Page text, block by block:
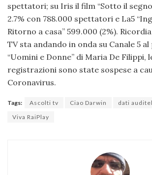
spettatori; su Iris il film “Sotto il
2.7% con 788.000 spettatori e La5
Ritorno a casa” 599.000 (2%).
TV sta andando in onda su Canale 5
“Uomini e Donne” di Maria De Filippi,
registrazioni sono state sospese a
Coronavirus.
Tags: Ascolti tv Ciao Darwin
dati
Viva RaiPlay